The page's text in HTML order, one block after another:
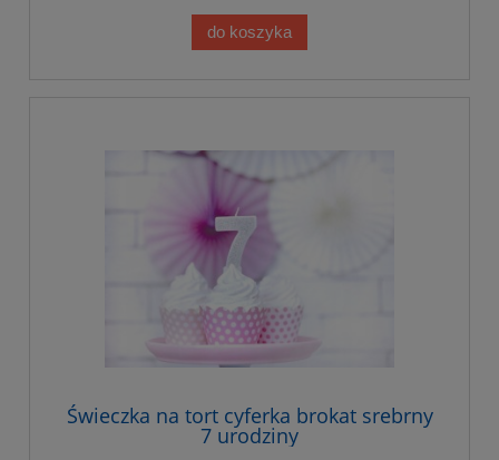
do koszyka
Świeczka na tort cyferka brokat srebrny
7 urodziny